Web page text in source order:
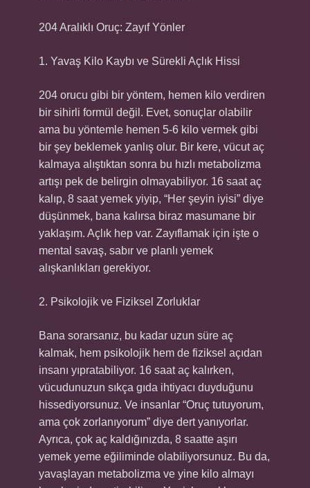
204 Aralıklı Oruç: Zayıf Yönler
1. Yavaş Kilo Kaybı ve Sürekli Açlık Hissi
204 orucu gibi bir yöntem, hemen kilo verdiren
bir sihirli formül değil. Evet, sonuçlar olabilir
ama bu yöntemle hemen 5-6 kilo vermek gibi
bir şey beklemek yanlış olur. Bir kere, vücut aç
kalmaya alıştıktan sonra bu hızlı metabolizma
artışı pek de belirgin olmayabiliyor. 16 saat aç
kalıp, 8 saat yemek yiyip, “Her şeyin iyisi” diye
düşünmek, bana kalırsa biraz masumane bir
yaklaşım. Açlık hep var. Zayıflamak için işte o
mental savaş, sabır ve planlı yemek
alışkanlıkları gerekiyor.
2. Psikolojik ve Fiziksel Zorluklar
Bana sorarsanız, bu kadar uzun süre aç
kalmak, hem psikolojik hem de fiziksel açıdan
insanı yıpratabiliyor. 16 saat aç kalırken,
vücudunuzun sıkça gıda ihtiyacı duyduğunu
hissediyorsunuz. Ve insanlar “Oruç tutuyorum,
ama çok zorlanıyorum” diye dert yanıyorlar.
Ayrıca, çok aç kaldığınızda, 8 saatte aşırı
yemek yeme eğiliminde olabiliyorsunuz. Bu da,
yavaşlayan metabolizma ve yine kilo almayı